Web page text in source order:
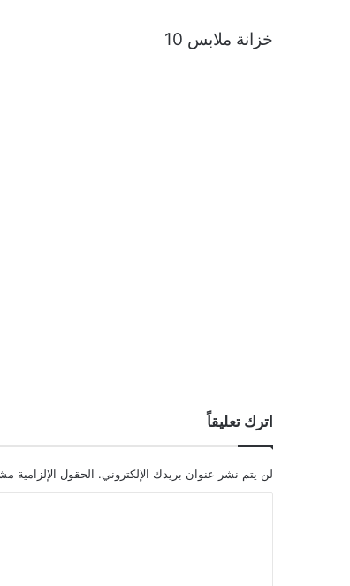
خزانة ملابس 10
اترك تعليقاً
لن يتم نشر عنوان بريدك الإلكتروني. الحقول الإلزامية